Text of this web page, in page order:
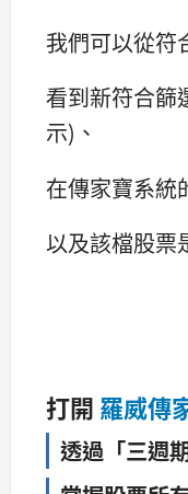
我們可以從符
看到新符合篩
示)、
在傳家寶系統
以及該檔股票
打開 羅威傳
透過「三週期